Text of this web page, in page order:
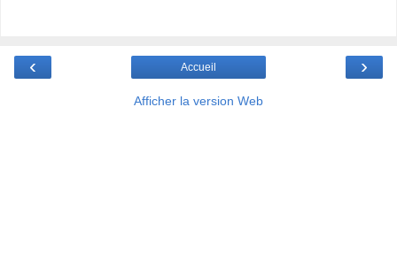
‹ ›
Accueil
Afficher la version Web